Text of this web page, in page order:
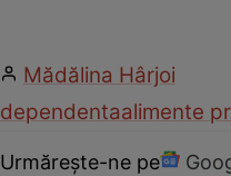
Mădălina Hârjoi
dependentaalimente
Urmărește-ne pe